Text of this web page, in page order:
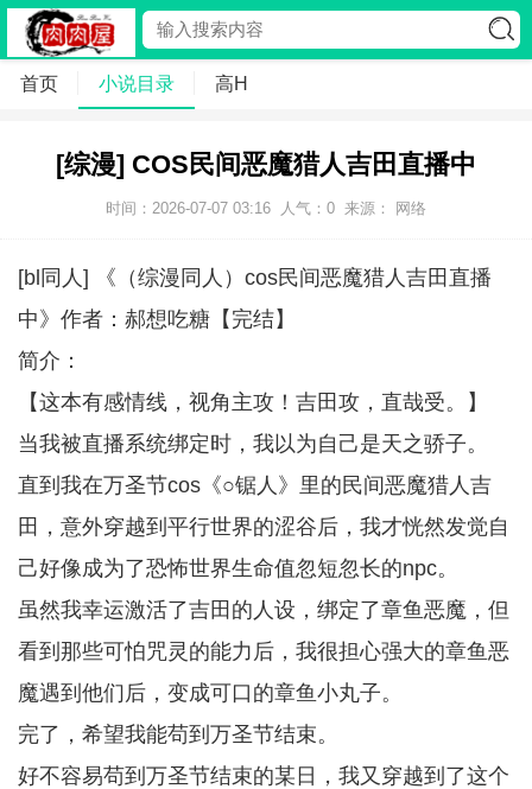
首页 小说目录 高H
[综漫] COS民间恶魔猎人吉田直播中
时间：2026-07-07 03:16 人气： 0 来源： 网络
[bl同人] 《（综漫同人）cos民间恶魔猎人吉田直播
中》作者：郝想吃糖【完结】
简介：
【这本有感情线，视角主攻！吉田攻，直哉受。】
当我被直播系统绑定时，我以为自己是天之骄子。
直到我在万圣节cos《○锯人》里的民间恶魔猎人吉
田，意外穿越到平行世界的涩谷后，我才恍然发觉自
己好像成为了恐怖世界生命值忽短忽长的npc。
虽然我幸运激活了吉田的人设，绑定了章鱼恶魔，但
看到那些可怕咒灵的能力后，我很担心强大的章鱼恶
魔遇到他们后，变成可口的章鱼小丸子。
完了，希望我能苟到万圣节结束。
好不容易苟到万圣节结束的某日，我又穿越到了这个